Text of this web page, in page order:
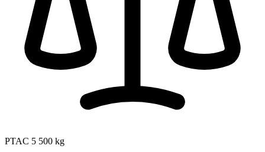
PTAC 5 500 kg